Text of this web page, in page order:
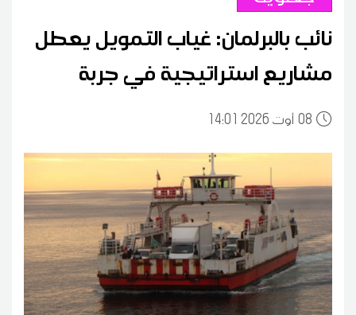
نائب بالبرلمان: غياب التمويل يعطل
مشاريع استراتيجية في جربة
0814:01 2026 أوت